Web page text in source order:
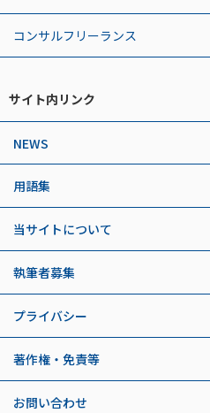
コンサルフリーランス
サイト内リンク
NEWS
用語集
当サイトについて
執筆者募集
プライバシー
著作権・免責等
お問い合わせ